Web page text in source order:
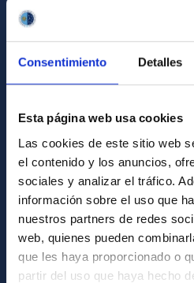
Consentimiento Detalles
Esta página web usa cookies
Las cookies de este sitio web
el contenido y los anuncios,
sociales y analizar el tráfico.
información sobre el uso que
nuestros partners de redes
web, quienes pueden
que les haya proporcionado o
partir del uso que haya hecho
GENERAL INFORMATION
Contact
How to get to the IAC
List of personnel
Library
General register
ABOUT THE IAC
Legislation
Transparency